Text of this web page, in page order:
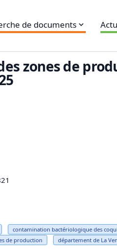
de documents
zones de
contamination bactériologique des
de production département de La